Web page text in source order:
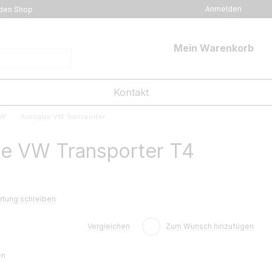
Shop Anmelden
Mein Warenkorb
Kontakt
Autoglas VW Transporter
VW Transporter T4
schreiben
Vergleichen Zum Wunsch hinzufügen